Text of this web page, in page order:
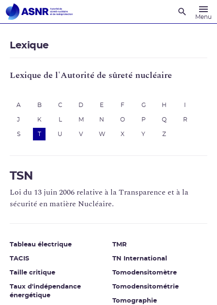
Menu
Lexique
Lexique de l'Autorité de sûreté nucléaire
A B C D E F G H
J K M N O P Q R
S U V W X Y Z
TSN
Loi du 13 juin 2006 relative à la Transparence et à la
sécurité en matière Nucléaire.
Tableau électrique
TACIS
Taille critique
Taux d'indépendance
énergétique
TMR
TN International
Tomodensitomètre
Tomodensitométrie
Tomographie